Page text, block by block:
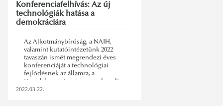
Konferenciafelhívás: Az új
technológiák hatása a
demokráciára
Az Alkotmánybíróság, a NAIH,
valamint kutatóintézetünk 2022
tavaszán ismét megrendezi éves
konferenciáját a technológiai
fejlődésnek az államra, a
társadalomra és a jogra gyakorolt
hatásával összefüggő témák
2022.03.22.